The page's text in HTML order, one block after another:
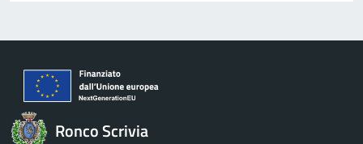
Ronco Scrivia